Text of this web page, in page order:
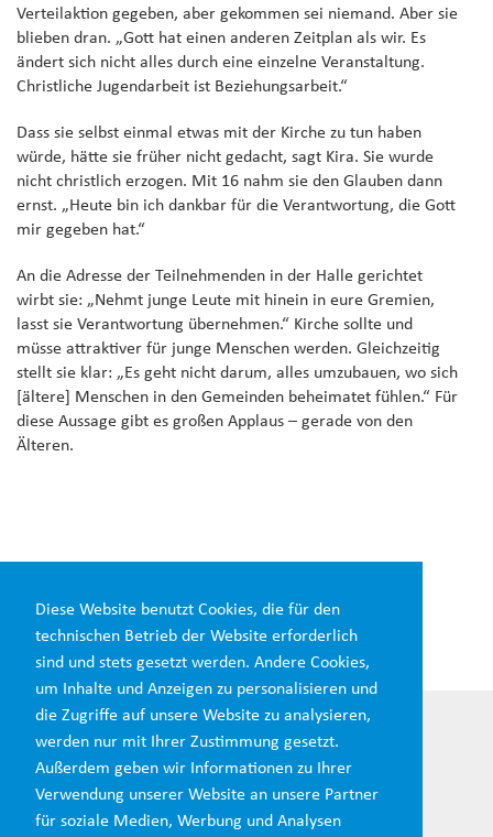
Diese Website benutzt Cookies, die für den
technischen Betrieb der Website erforderlich
sind und stets gesetzt werden. Andere Cookies,
um Inhalte und Anzeigen zu personalisieren und
die Zugriffe auf unsere Website zu analysieren,
werden nur mit Ihrer Zustimmung gesetzt.
Außerdem geben wir Informationen zu Ihrer
Verwendung unserer Website an unsere Partner
für soziale Medien, Werbung und Analysen
Verteilaktion gegeben, aber gekommen sei niemand. Aber sie
blieben dran. „Gott hat einen anderen Zeitplan als wir. Es
ändert sich nicht alles durch eine einzelne Veranstaltung.
Christliche Jugendarbeit ist Beziehungsarbeit.“
Dass sie selbst einmal etwas mit der Kirche zu tun haben
würde, hätte sie früher nicht gedacht, sagt Kira. Sie wurde
nicht christlich erzogen. Mit 16 nahm sie den Glauben dann
ernst. „Heute bin ich dankbar für die Verantwortung, die Gott
mir gegeben hat.“
An die Adresse der Teilnehmenden in der Halle gerichtet
wirbt sie: „Nehmt junge Leute mit hinein in eure Gremien,
lasst sie Verantwortung übernehmen.“ Kirche sollte und
müsse attraktiver für junge Menschen werden. Gleichzeitig
stellt sie klar: „Es geht nicht darum, alles umzubauen, wo sich
[ältere] Menschen in den Gemeinden beheimatet fühlen.“ Für
diese Aussage gibt es großen Applaus – gerade von den
Älteren.